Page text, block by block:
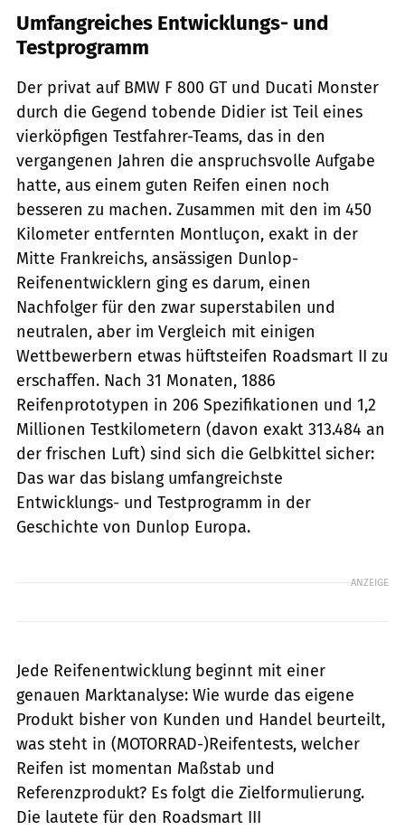
Umfangreiches Entwicklungs- und
Testprogramm
Der privat auf BMW F 800 GT und Ducati Monster
durch die Gegend tobende Didier ist Teil eines
vierköpfigen Testfahrer-Teams, das in den
vergangenen Jahren die anspruchsvolle Aufgabe
hatte, aus einem guten Reifen einen noch
besseren zu machen. Zusammen mit den im 450
Kilometer entfernten Montluçon, exakt in der
Mitte Frankreichs, ansässigen Dunlop-
Reifenentwicklern ging es darum, einen
Nachfolger für den zwar superstabilen und
neutralen, aber im Vergleich mit einigen
Wettbewerbern etwas hüftsteifen Roadsmart II zu
erschaffen. Nach 31 Monaten, 1886
Reifenprototypen in 206 Spezifikationen und 1,2
Millionen Testkilometern (davon exakt 313.484 an
der frischen Luft) sind sich die Gelbkittel sicher:
Das war das bislang umfangreichste
Entwicklungs- und Testprogramm in der
Geschichte von Dunlop Europa.
ANZEIGE
Jede Reifenentwicklung beginnt mit einer
genauen Marktanalyse: Wie wurde das eigene
Produkt bisher von Kunden und Handel beurteilt,
was steht in (MOTORRAD-)Reifentests, welcher
Reifen ist momentan Maßstab und
Referenzprodukt? Es folgt die Zielformulierung.
Die lautete für den Roadsmart III